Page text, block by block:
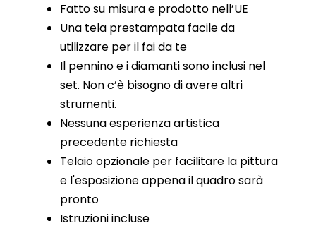
Fatto su misura e prodotto nell’UE
Una tela prestampata facile da
utilizzare per il fai da te
Il pennino e i diamanti sono inclusi nel
set. Non c’è bisogno di avere altri
strumenti.
Nessuna esperienza artistica
precedente richiesta
Telaio opzionale per facilitare la pittura
e l'esposizione appena il quadro sarà
pronto
Istruzioni incluse